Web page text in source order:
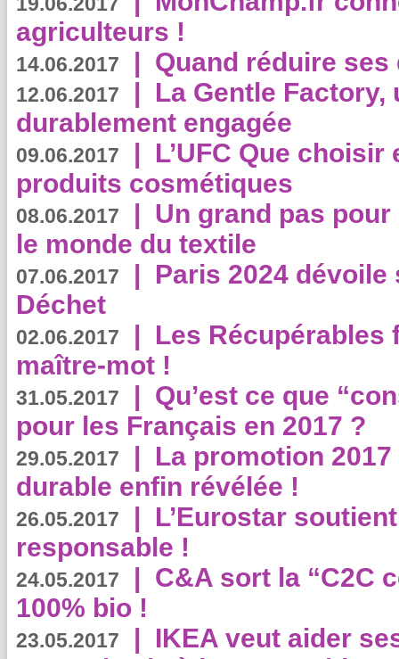
agriculteurs !
14.06.2017 | Quand réduire
12.06.2017 | La Gentle
durablement engagée
09.06.2017 | L’UFC Que
produits cosmétiques
08.06.2017 | Un grand pas
le monde du textile
07.06.2017 | Paris 2024
Déchet
02.06.2017 | Les Récupérables
maître-mot !
31.05.2017 | Qu’est ce que
pour les Français en 2017 ?
29.05.2017 | La promotion
durable enfin révélée !
26.05.2017 | L’Eurostar
responsable !
24.05.2017 | C&A sort la “C2C
100% bio !
23.05.2017 | IKEA veut aider